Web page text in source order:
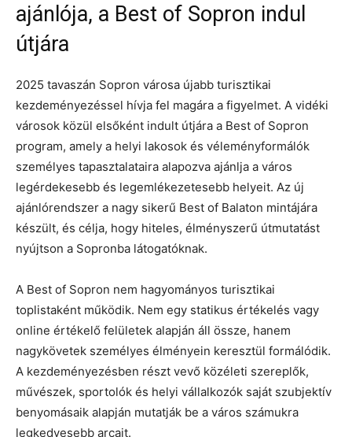
ajánlója, a Best of Sopron indul
útjára
2025 tavaszán Sopron városa újabb turisztikai
kezdeményezéssel hívja fel magára a figyelmet. A vidéki
városok közül elsőként indult útjára a Best of Sopron
program, amely a helyi lakosok és véleményformálók
személyes tapasztalataira alapozva ajánlja a város
legérdekesebb és legemlékezetesebb helyeit. Az új
ajánlórendszer a nagy sikerű Best of Balaton mintájára
készült, és célja, hogy hiteles, élményszerű útmutatást
nyújtson a Sopronba látogatóknak.
A Best of Sopron nem hagyományos turisztikai
toplistaként működik. Nem egy statikus értékelés vagy
online értékelő felületek alapján áll össze, hanem
nagykövetek személyes élményein keresztül formálódik.
A kezdeményezésben részt vevő közéleti szereplők,
művészek, sportolók és helyi vállalkozók saját szubjektív
benyomásaik alapján mutatják be a város számukra
legkedvesebb arcait.